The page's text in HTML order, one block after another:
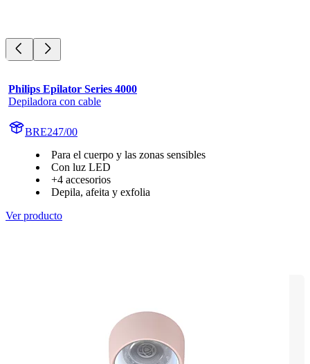
Philips Epilator Series 4000
Depiladora con cable
BRE247/00
Para el cuerpo y las zonas sensibles
Con luz LED
+4 accesorios
Depila, afeita y exfolia
Ver producto